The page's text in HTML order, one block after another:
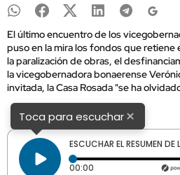
El último encuentro de los
puso en la mira los fondos que retiene
la paralización de obras, el
la vicegobernadora bonaerense
invitada, la Casa Rosada "se ha
Toca para escuchar×
ESCUCHAR EL RESUMEN DE
00:00 Tiempo